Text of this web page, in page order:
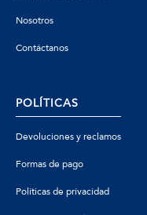
Nosotros
Contáctanos
POLÍTICAS
Devoluciones y reclamos
Formas de pago
Políticas de privacidad